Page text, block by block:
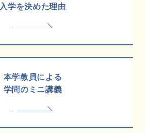
入学を決めた理由
本学教員による
学問のミニ講義